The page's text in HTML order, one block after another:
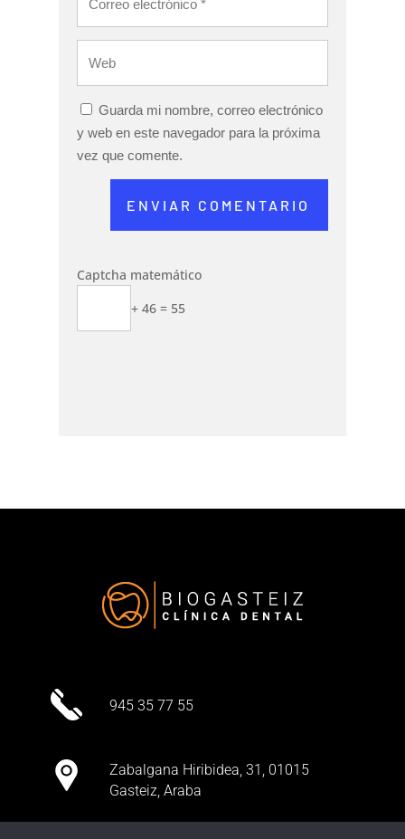
Guarda mi nombre, correo electrónico
y web en este navegador para la próxima
vez que comente.
ENVIAR COMENTARIO
Captcha matemático
+ 46 = 55
945 35 77 55
Zabalgana Hiribidea, 31, 01015
Gasteiz, Araba